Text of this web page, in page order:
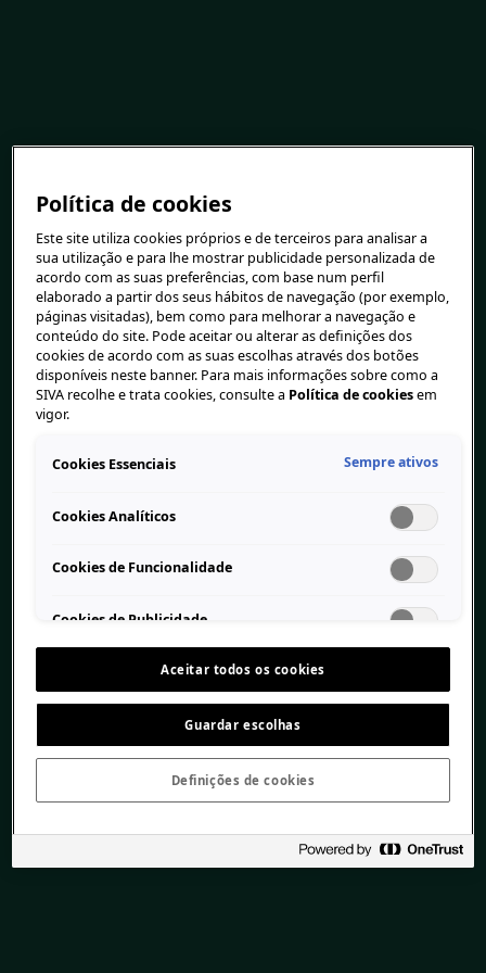
Política de cookies
Este site utiliza cookies próprios e de terceiros para analisar a
sua utilização e para lhe mostrar publicidade personalizada de
acordo com as suas preferências, com base num perfil
elaborado a partir dos seus hábitos de navegação (por exemplo,
páginas visitadas), bem como para melhorar a navegação e
conteúdo do site. Pode aceitar ou alterar as definições dos
cookies de acordo com as suas escolhas através dos botões
disponíveis neste banner. Para mais informações sobre como a
SIVA recolhe e trata cookies, consulte a Política de cookiesem
vigor.
Cookies Essenciais Sempre ativos
Cookies Analíticos
Cookies de Funcionalidade
Cookies de Publicidade
Aceitar todos os cookies
Guardar escolhas
Definições de cookies